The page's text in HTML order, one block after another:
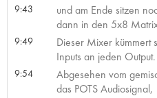
9:43
und am Ende sitzen
dann in den 5x8
9:49
Dieser Mixer kümmert
Inputs an jeden Output.
9:54
Abgesehen vom
das POTS Audiosignal,